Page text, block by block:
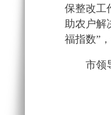
保整改工
助农户解
福指数”
市领